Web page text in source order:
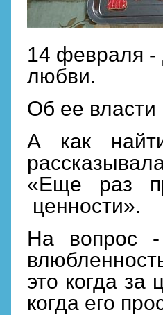
14 февраля -
любви.
Об ее власти
А как
«Еще раз
ценности».
На вопрос
это когда за
когда его